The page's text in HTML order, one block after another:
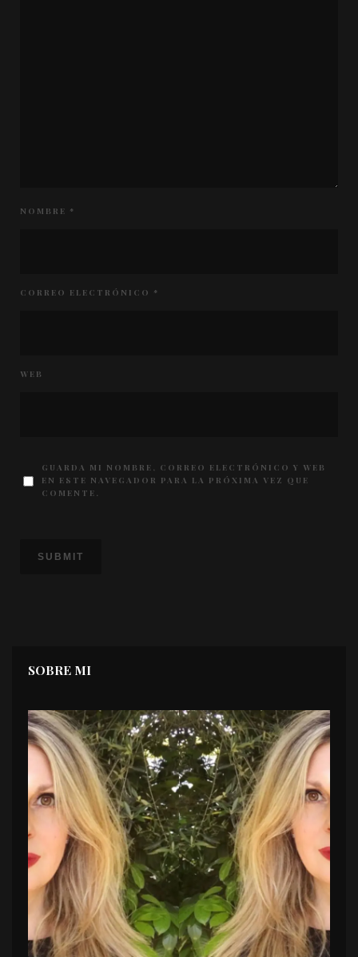
NOMBRE *
CORREO ELECTRÓNICO *
WEB
GUARDA MI NOMBRE, CORREO ELECTRÓNICO Y WEB
EN ESTE NAVEGADOR PARA LA PRÓXIMA VEZ QUE
COMENTE.
SOBRE MI